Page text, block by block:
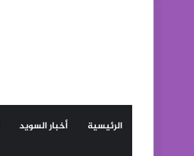
الرئيسية أخبار السويد